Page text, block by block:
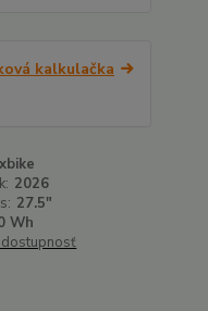
kalkulačka
2026
27.5"
Wh
dostupnosť